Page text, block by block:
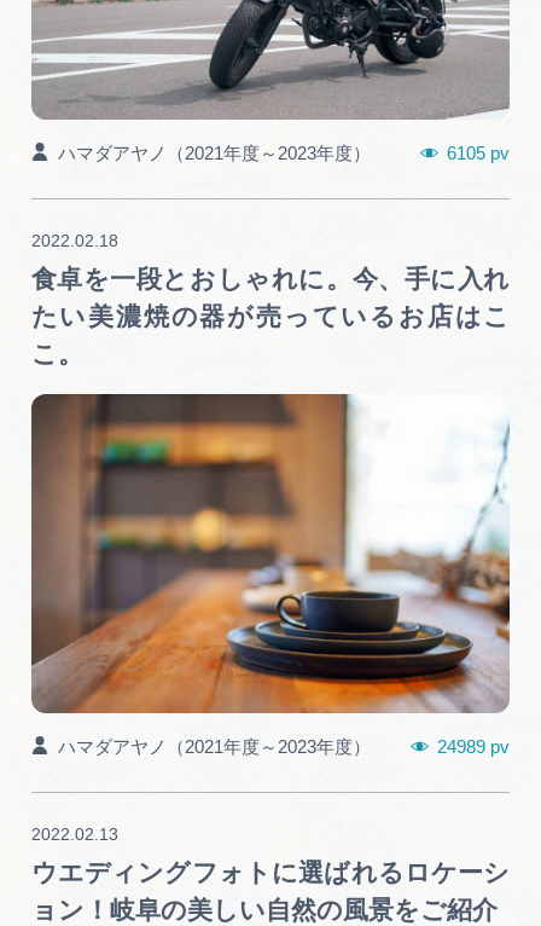
サイトポリシー
6105 pv
ハマダアヤノ（2021年度～2023年度）
食卓を一段とおしゃれに。今、手に入れ
たい美濃焼の器が売っているお店はこ
こ。
2022.02.18
24989 pv
ハマダアヤノ（2021年度～2023年度）
ウエディングフォトに選ばれるロケーシ
ョン！岐阜の美しい自然の風景をご紹介
2022.02.13